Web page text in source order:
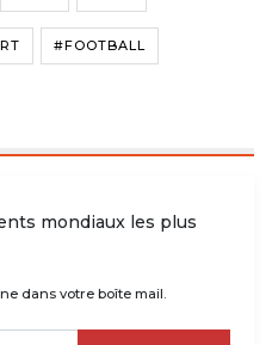
#FOOTBALL
mondiaux les plus
dans votre boîte mail.